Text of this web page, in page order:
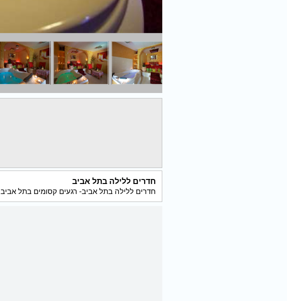
חדרים ללילה בתל אביב
חדרים ללילה בתל אביב- רגעים קסומים בתל אביב